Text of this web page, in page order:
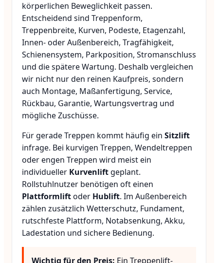
körperlichen Beweglichkeit passen.
Entscheidend sind Treppenform,
Treppenbreite, Kurven, Podeste, Etagenzahl,
Innen- oder Außenbereich, Tragfähigkeit,
Schienensystem, Parkposition, Stromanschluss
und die spätere Wartung. Deshalb vergleichen
wir nicht nur den reinen Kaufpreis, sondern
auch Montage, Maßanfertigung, Service,
Rückbau, Garantie, Wartungsvertrag und
mögliche Zuschüsse.
Für gerade Treppen kommt häufig ein Sitzlift
infrage. Bei kurvigen Treppen, Wendeltreppen
oder engen Treppen wird meist ein
individueller Kurvenlift geplant.
Rollstuhlnutzer benötigen oft einen
Plattformliftoder Hublift. Im Außenbereich
zählen zusätzlich Wetterschutz, Fundament,
rutschfeste Plattform, Notabsenkung, Akku,
Ladestation und sichere Bedienung.
Wichtig für den Preis: Ein Treppenlift-